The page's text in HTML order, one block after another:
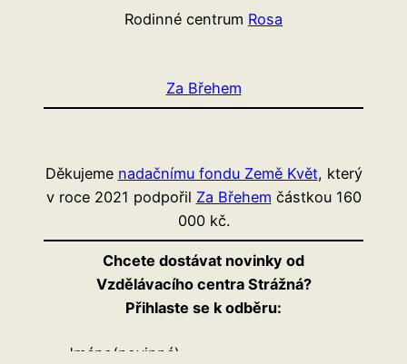
Rodinné centrum Rosa
Za Břehem
Děkujeme nadačnímu fondu Země Květ, který
v roce 2021 podpořil Za Břehem částkou 160
000 kč.
Chcete dostávat novinky od
Vzdělávacího centra Strážná?
Přihlaste se k odběru:
Jméno (povinné)